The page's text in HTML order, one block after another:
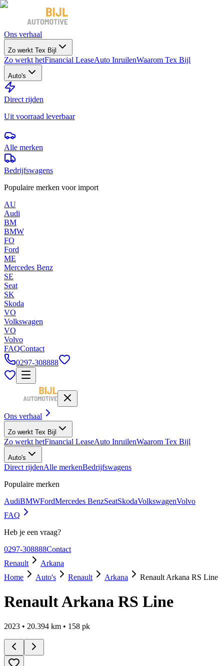
Ons verhaal
Zo werkt Tex Bijl
Zo werkt hetFinancial LeaseAuto InruilenWaarom Tex Bijl
Auto's
Direct rijden
Uit voorraad leverbaar
Alle merken
Bedrijfswagens
Populaire merken voor import
AU
Audi
BM
BMW
FO
Ford
ME
Mercedes Benz
SE
Seat
SK
Skoda
VO
Volkswagen
VO
Volvo
FAQContact
0297-308888
Ons verhaal
Zo werkt Tex Bijl
Zo werkt hetFinancial LeaseAuto InruilenWaarom Tex Bijl
Auto's
Direct rijdenAlle merkenBedrijfswagens
Populaire merken
AudiBMWFordMercedes BenzSeatSkodaVolkswagenVolvo
FAQ
Heb je een vraag?
0297-308888Contact
Renault
Arkana
Home
Auto's Renault Arkana Renault Arkana RS Line
Renault Arkana RS Line
2023 • 20.394 km • 158 pk